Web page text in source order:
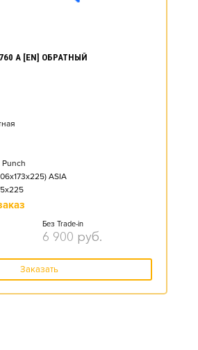
А [EN] ОБРАТНЫЙ
Punch
ASIA
Без Trade-in
6 900 руб.
Заказать